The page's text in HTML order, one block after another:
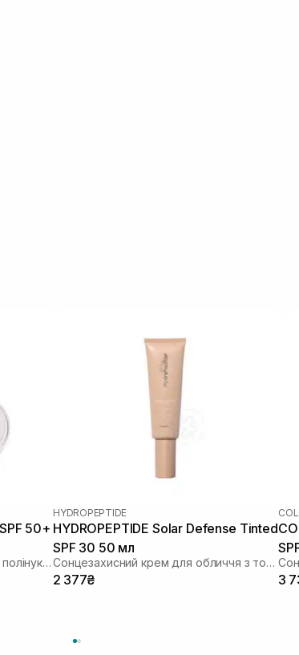
50+
Мультифункціональний кушон з полінуклеотидами
HYDROPEPTIDE
HYDROPEPTIDE Solar Defense Tinted
SPF 30 50 мл
Сонцезахисний крем для обличчя з тонуючим ефектом
2 377₴ 3